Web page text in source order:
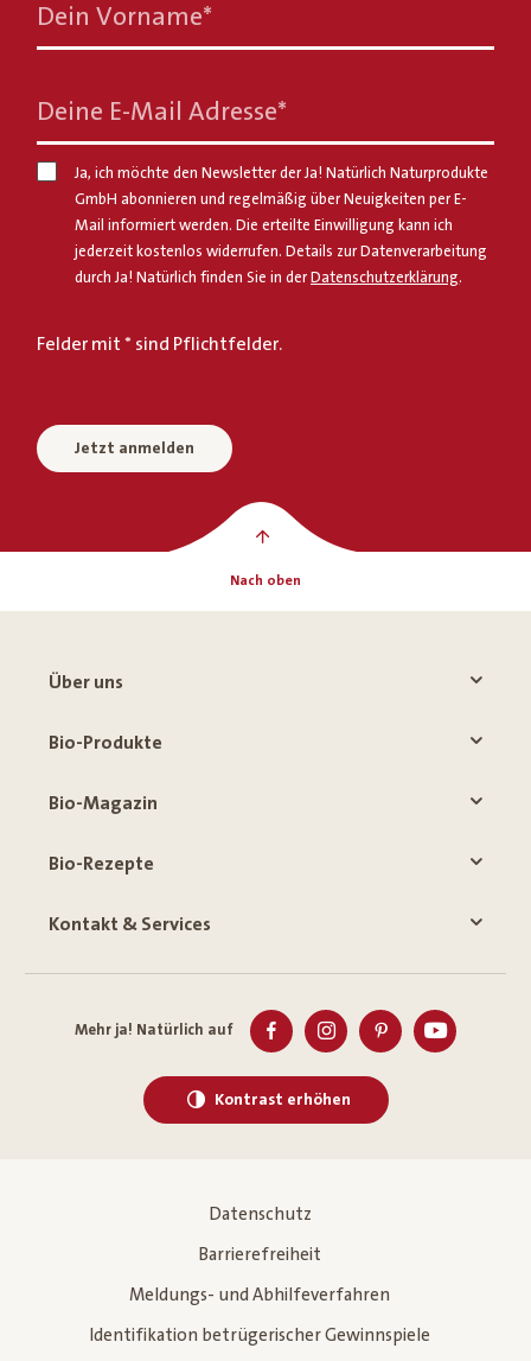
Dein Vorname*
Deine E-Mail Adresse*
Ja, ich möchte den Newsletter der Ja! Natürlich Naturprodukte
GmbH abonnieren und regelmäßig über Neuigkeiten per E-
Mail informiert werden. Die erteilte Einwilligung kann ich
jederzeit kostenlos widerrufen. Details zur Datenverarbeitung
durch Ja! Natürlich finden Sie in derDatenschutzerklärung.
Felder mit * sind Pflichtfelder.
Jetzt anmelden
Nach oben
Über uns
Bio-Produkte
Bio-Magazin
Bio-Rezepte
Kontakt & Services
Mehr ja! Natürlich auf
Kontrast erhöhen
Datenschutz
Barrierefreiheit
Meldungs- und Abhilfeverfahren
Identifikation betrügerischer Gewinnspiele